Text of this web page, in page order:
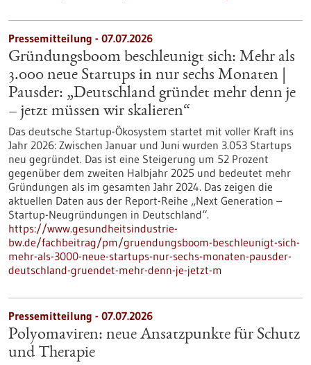
Pressemitteilung - 07.07.2026
Gründungsboom beschleunigt sich: Mehr als
3.000 neue Startups in nur sechs Monaten |
Pausder: „Deutschland gründet mehr denn je
– jetzt müssen wir skalieren“
Das deutsche Startup-Ökosystem startet mit voller Kraft ins
Jahr 2026: Zwischen Januar und Juni wurden 3.053 Startups
neu gegründet. Das ist eine Steigerung um 52 Prozent
gegenüber dem zweiten Halbjahr 2025 und bedeutet mehr
Gründungen als im gesamten Jahr 2024. Das zeigen die
aktuellen Daten aus der Report-Reihe „Next Generation –
Startup-Neugründungen in Deutschland“.
https://www.gesundheitsindustrie-
bw.de/fachbeitrag/pm/gruendungsboom-beschleunigt-sich-
mehr-als-3000-neue-startups-nur-sechs-monaten-pausder-
deutschland-gruendet-mehr-denn-je-jetzt-m
Pressemitteilung - 07.07.2026
Polyomaviren: neue Ansatzpunkte für Schutz
und Therapie